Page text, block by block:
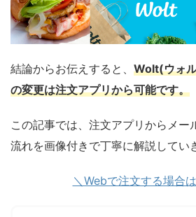
結論からお伝えすると、 Wolt(ウォ
の変更は注文アプリから可能です。
この記事では、注文アプリからメー
流れを画像付きで丁寧に解説してい
＼Webで注文する場合